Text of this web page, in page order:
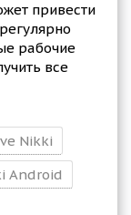
привести
рабочие
все
Nikki
Android